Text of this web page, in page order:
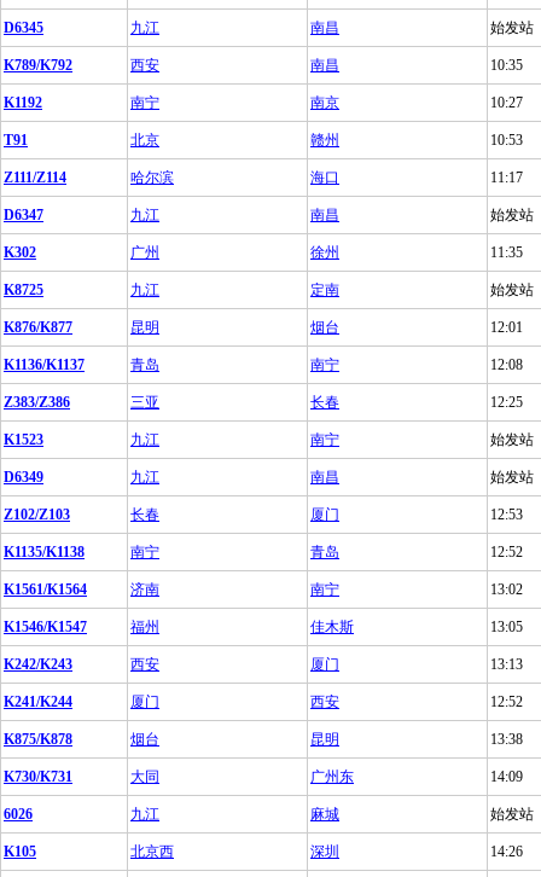
D6345 九江 南昌 始发站
K789/K792 西安 南昌 10:35
K1192 南宁 南京 10:27
T91 北京 赣州 10:53
Z111/Z114 哈尔滨 海口 11:17
D6347 九江 南昌 始发站
K302 广州 徐州 11:35
K8725 九江 定南 始发站
K876/K877 昆明 烟台 12:01
K1136/K1137 青岛 南宁 12:08
Z383/Z386 三亚 长春 12:25
K1523 九江 南宁 始发站
D6349 九江 南昌 始发站
Z102/Z103 长春 厦门 12:53
K1135/K1138 南宁 青岛 12:52
K1561/K1564 济南 南宁 13:02
K1546/K1547 福州 佳木斯 13:05
K242/K243 西安 厦门 13:13
K241/K244 厦门 西安 12:52
K875/K878 烟台 昆明 13:38
K730/K731 大同 广州东 14:09
6026 九江 麻城 始发站
K105 北京西 深圳 14:26